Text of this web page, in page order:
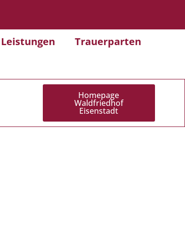
Leistungen
Trauerparten
Homepage
Waldfriedhof
Eisenstadt